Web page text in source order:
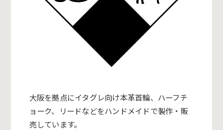
大阪を拠点にイタグレ向け本革首輪、ハーフチ
ョーク、リードなどをハンドメイドで製作・販
売しています。